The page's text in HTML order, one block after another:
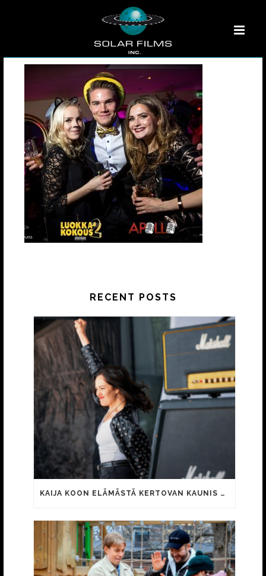
RECENT POSTS
KAIJA KOON ELÄMÄSTÄ KERTOVAN KAUNIS RIETAS ONNELLINEN -ELOKUVAN TRAILER JULKI